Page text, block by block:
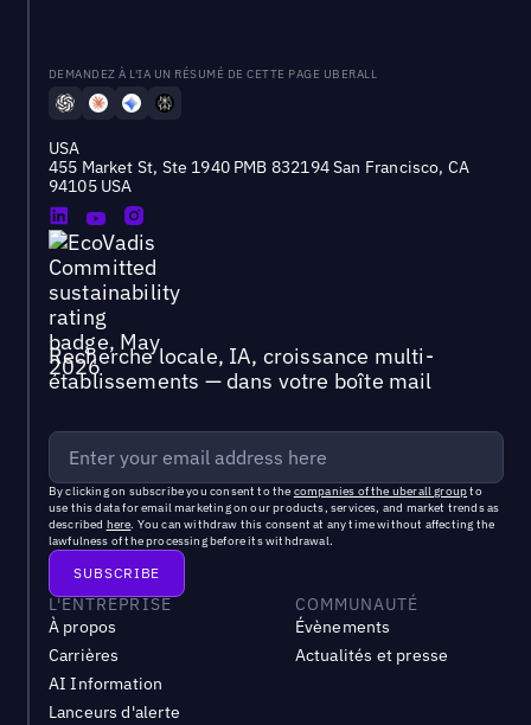
DEMANDEZ À L'IA UN RÉSUMÉ DE CETTE PAGE UBERALL
USA
455 Market St, Ste 1940 PMB 832194 San Francisco, CA
94105 USA
Recherche locale, IA, croissance multi-
établissements — dans votre boîte mail
By clicking on subscribe you consent to the companies of the uberall groupto
use this data for email marketing on our products, services, and market trends as
described here. You can withdraw this consent at any time without affecting the
lawfulness of the processing before its withdrawal.
L'ENTREPRISE
À propos
Carrières
AI Information
Lanceurs d'alerte
COMMUNAUTÉ
Évènements
Actualités et presse